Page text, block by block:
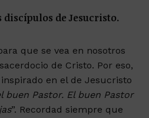
discípulos de Jesucristo.
que se vea en nosotros
de Cristo. Por eso,
en el de Jesucristo
buen Pastor. El buen Pastor
”. Recordad siempre que